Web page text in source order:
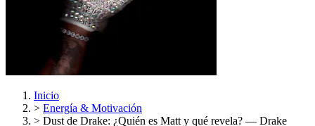
Inicio
> Energía & Motivación
> Dust de Drake: ¿Quién es Matt y qué revela? — Drake